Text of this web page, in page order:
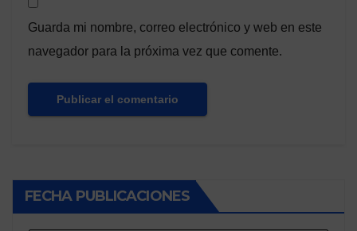
Guarda mi nombre, correo electrónico y web en este
navegador para la próxima vez que comente.
FECHA PUBLICACIONES